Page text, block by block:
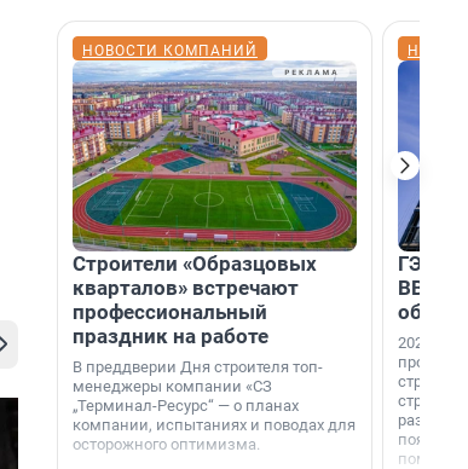
НОВОСТИ КОМПАНИЙ
Строители «Образцовых
кварталов» встречают
профессиональный
праздник на работе
В преддверии Дня строителя топ-
менеджеры компании «СЗ
„Терминал-Ресурс“ — о планах
компании, испытаниях и поводах для
осторожного оптимизма.
ГЭС,
ВВП: в
об
2026-й —
раз. В